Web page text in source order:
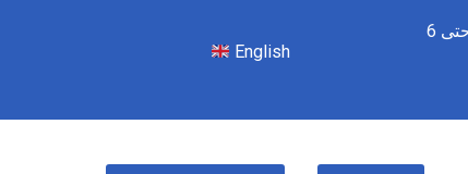
من السبت للأربعاء – 8 صباحًا وحتى 6
English